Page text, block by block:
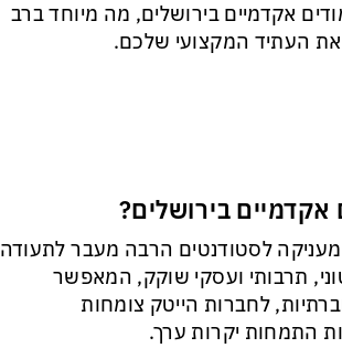
אקדמיים בירושלים, מה מיוחד ברב
את העתיד המקצועי שלכם.
אקדמיים בירושלים?
מעניקה לסטודנטים הרבה מעבר לתעודה
תרבותי ועסקי שוקק, המאפשר
לחברות הייטק צומחות
התמחות יקרות ערך.